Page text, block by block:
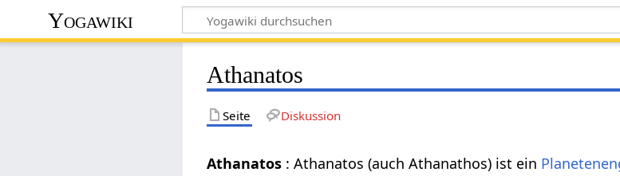
Yogawiki
Athanatos
Seite Diskussion
Athanatos : Athanatos (auch Athanathos) ist ein